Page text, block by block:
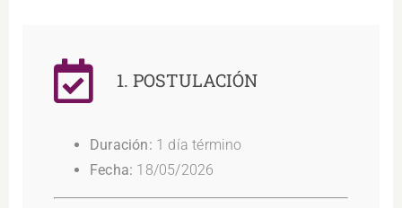
1. POSTULACIÓN
Duración: 1 día término
Fecha: 18/05/2026